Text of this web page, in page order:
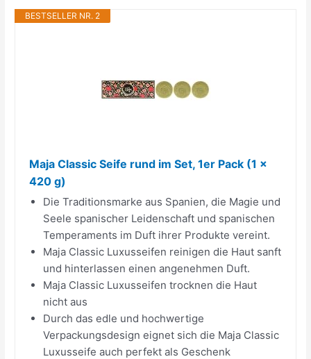
BESTSELLER NR. 2
Maja Classic Seife rund im Set, 1er Pack (1 x
420 g)
Die Traditionsmarke aus Spanien, die Magie und
Seele spanischer Leidenschaft und spanischen
Temperaments im Duft ihrer Produkte vereint.
Maja Classic Luxusseifen reinigen die Haut sanft
und hinterlassen einen angenehmen Duft.
Maja Classic Luxusseifen trocknen die Haut
nicht aus
Durch das edle und hochwertige
Verpackungsdesign eignet sich die Maja Classic
Luxusseife auch perfekt als Geschenk